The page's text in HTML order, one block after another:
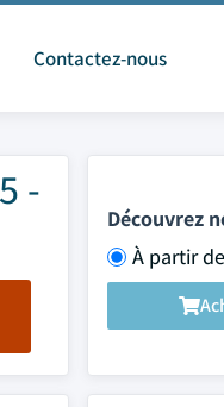
Contactez-nous
-
Découvrez
À partir